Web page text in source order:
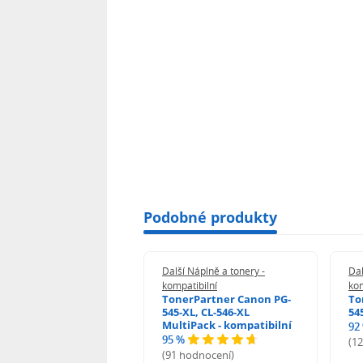
Podobné produkty
Další Náplně a tonery -
kompatibilní
TonerPartner Canon PG-
545-XL, CL-546-XL
MultiPack - kompatibilní
95 %
(91 hodnocení)
92